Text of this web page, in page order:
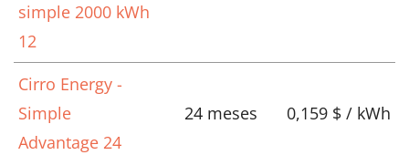
simple 2000 kWh
12
Cirro Energy -
Simple
Advantage 24
24 meses 0,159 $ / kWh